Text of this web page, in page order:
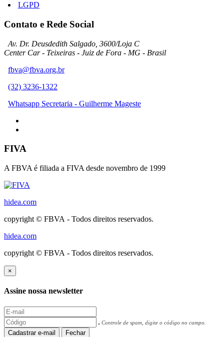
LGPD
Contato e Rede Social
Av. Dr. Deusdedith Salgado, 3600/Loja C
Center Car - Teixeiras - Juiz de Fora - MG - Brasil
fbva@fbva.org.br
(32) 3236-1322
Whatsapp Secretaria - Guilherme Mageste
FIVA
A FBVA é filiada a FIVA desde novembro de 1999
hidea.com
copyright © FBVA - Todos direitos reservados.
hidea.com
copyright © FBVA - Todos direitos reservados.
×
Assine nossa newsletter
Controle de spam, digite o código no campo.
Cadastrar e-mail
Fechar